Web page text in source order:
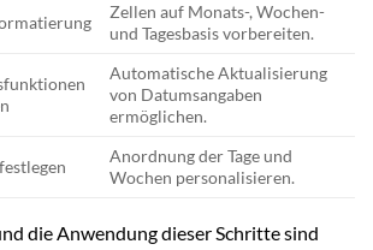
Zellen auf Monats-, Wochen-
und Tagesbasis vorbereiten.
Automatische Aktualisierung
von Datumsangaben
ermöglichen.
Anordnung der Tage und
Wochen personalisieren.
die Anwendung dieser Schritte sind